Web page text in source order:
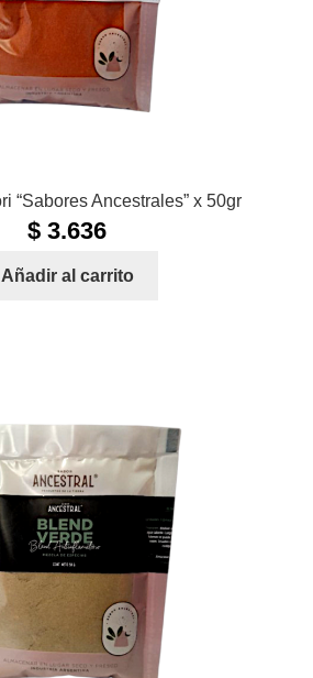
“Sabores Ancestrales” x 50gr
$ 3.636
Añadir al carrito